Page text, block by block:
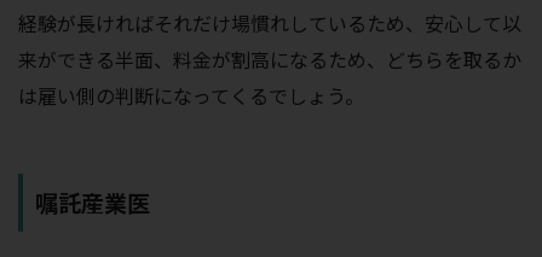
経験が長ければそれだけ場慣れしているため、安心して以
来ができる半面、料金が割高になるため、どちらを取るか
は雇い側の判断になってくるでしょう。
嘱託産業医